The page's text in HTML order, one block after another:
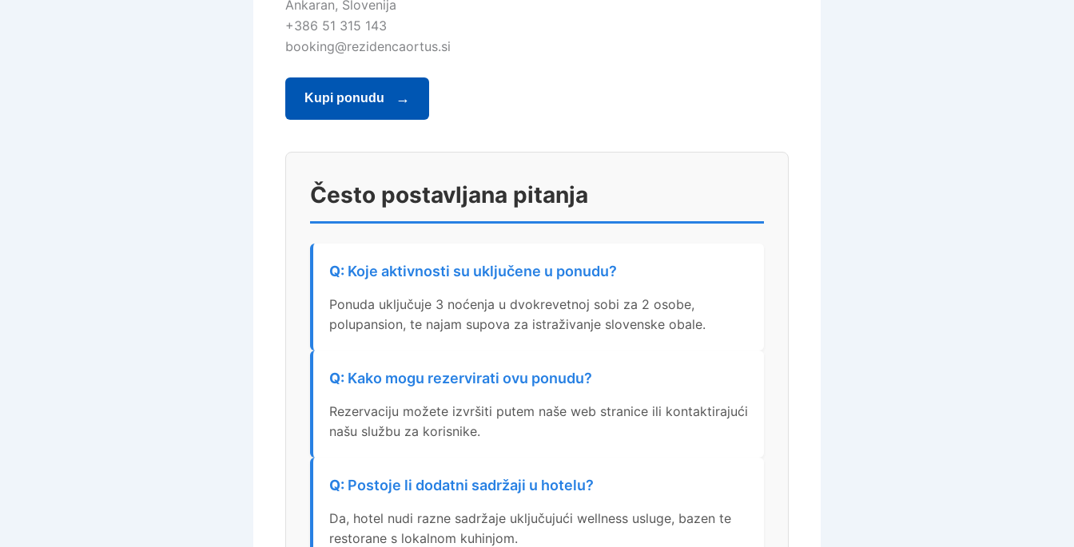
Ankaran, Slovenija
+386 51 315 143
booking@rezidencaortus.si
Kupi ponudu
Često postavljana pitanja
Koje aktivnosti su uključene u ponudu?
Ponuda uključuje 3 noćenja u dvokrevetnoj sobi za 2 osobe,
polupansion, te najam supova za istraživanje slovenske obale.
Kako mogu rezervirati ovu ponudu?
Rezervaciju možete izvršiti putem naše web stranice ili kontaktirajući
našu službu za korisnike.
Postoje li dodatni sadržaji u hotelu?
Da, hotel nudi razne sadržaje uključujući wellness usluge, bazen te
restorane s lokalnom kuhinjom.